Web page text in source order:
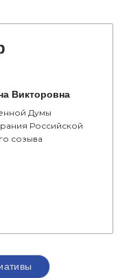
Викторовна
Думы
Российской
созыва